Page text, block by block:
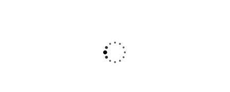
Erleben Sie Cleopatra Plus und